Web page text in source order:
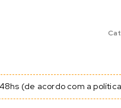
(de acordo com a